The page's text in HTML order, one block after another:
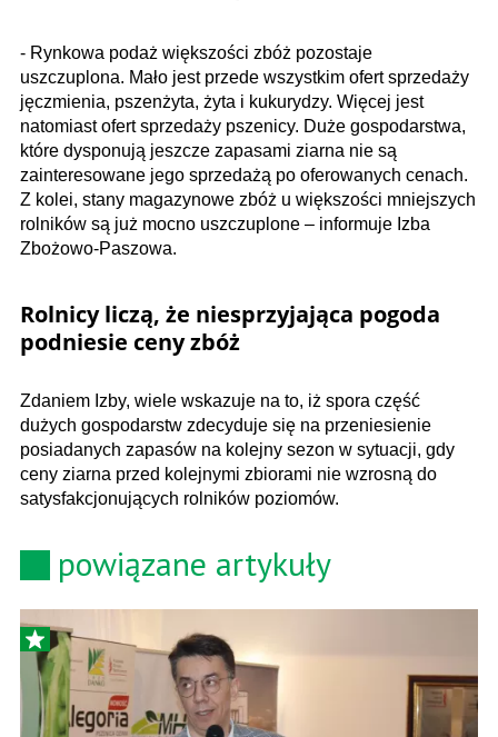
- Rynkowa podaż większości zbóż pozostaje
uszczuplona. Mało jest przede wszystkim ofert sprzedaży
jęczmienia, pszenżyta, żyta i kukurydzy. Więcej jest
natomiast ofert sprzedaży pszenicy. Duże gospodarstwa,
które dysponują jeszcze zapasami ziarna nie są
zainteresowane jego sprzedażą po oferowanych cenach.
Z kolei, stany magazynowe zbóż u większości mniejszych
rolników są już mocno uszczuplone – informuje Izba
Zbożowo-Paszowa.
Rolnicy liczą, że niesprzyjająca pogoda
podniesie ceny zbóż
Zdaniem Izby, wiele wskazuje na to, iż spora część
dużych gospodarstw zdecyduje się na przeniesienie
posiadanych zapasów na kolejny sezon w sytuacji, gdy
ceny ziarna przed kolejnymi zbiorami nie wzrosną do
satysfakcjonujących rolników poziomów.
powiązane artykuły